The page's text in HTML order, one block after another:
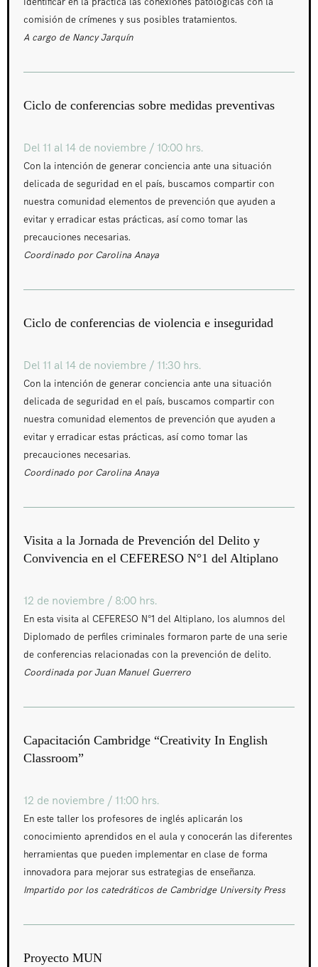
comisión de crímenes y sus posibles tratamientos.
A cargo de Nancy Jarquín
Ciclo de conferencias sobre medidas preventivas
Del 11 al 14 de noviembre / 10:00 hrs.
Con la intención de generar conciencia ante una situación
delicada de seguridad en el país, buscamos compartir con
nuestra comunidad elementos de prevención que ayuden a
evitar y erradicar estas prácticas, así como tomar las
precauciones necesarias.
Coordinado por Carolina Anaya
Ciclo de conferencias de violencia e inseguridad
Del 11 al 14 de noviembre / 11:30 hrs.
Con la intención de generar conciencia ante una situación
delicada de seguridad en el país, buscamos compartir con
nuestra comunidad elementos de prevención que ayuden a
evitar y erradicar estas prácticas, así como tomar las
precauciones necesarias.
Coordinado por Carolina Anaya
Visita a la Jornada de Prevención del Delito y
Convivencia en el CEFERESO N°1 del Altiplano
12 de noviembre / 8:00 hrs.
En esta visita al CEFERESO N°1 del Altiplano, los alumnos del
Diplomado de perfiles criminales formaron parte de una serie
de conferencias relacionadas con la prevención de delito.
Coordinada por Juan Manuel Guerrero
Capacitación Cambridge “Creativity In English
Classroom”
12 de noviembre / 11:00 hrs.
En este taller los profesores de inglés aplicarán los
conocimiento aprendidos en el aula y conocerán las diferentes
herramientas que pueden implementar en clase de forma
innovadora para mejorar sus estrategias de enseñanza.
Impartido por los catedráticos de Cambridge University Press
Proyecto MUN